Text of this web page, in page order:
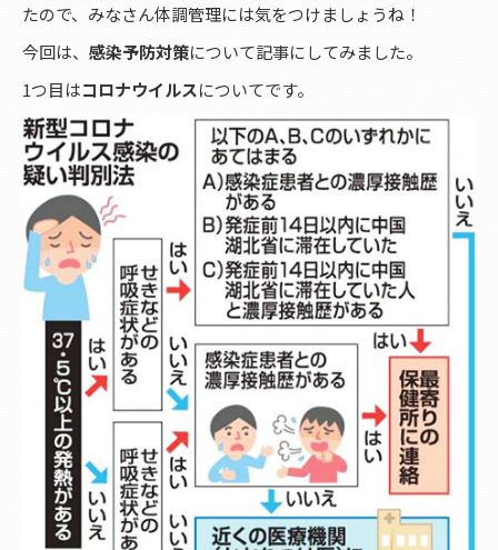
たので、みなさん体調管理には気をつけましょうね！
今回は、 感染予防対策について記事にしてみました。
1つ目はコロナウイルスについてです。